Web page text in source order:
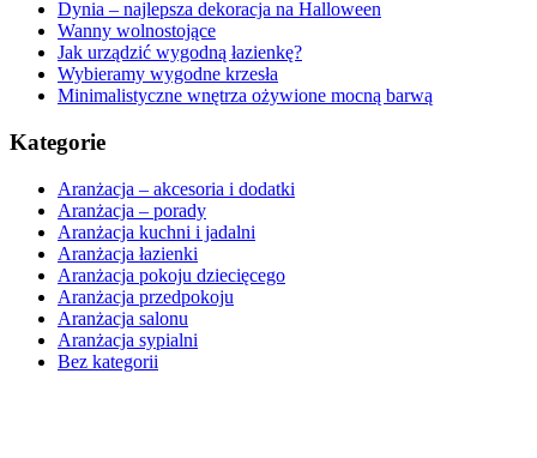
Dynia – najlepsza dekoracja na Halloween
Wanny wolnostojące
Jak urządzić wygodną łazienkę?
Wybieramy wygodne krzesła
Minimalistyczne wnętrza ożywione mocną barwą
Kategorie
Aranżacja – akcesoria i dodatki
Aranżacja – porady
Aranżacja kuchni i jadalni
Aranżacja łazienki
Aranżacja pokoju dziecięcego
Aranżacja przedpokoju
Aranżacja salonu
Aranżacja sypialni
Bez kategorii